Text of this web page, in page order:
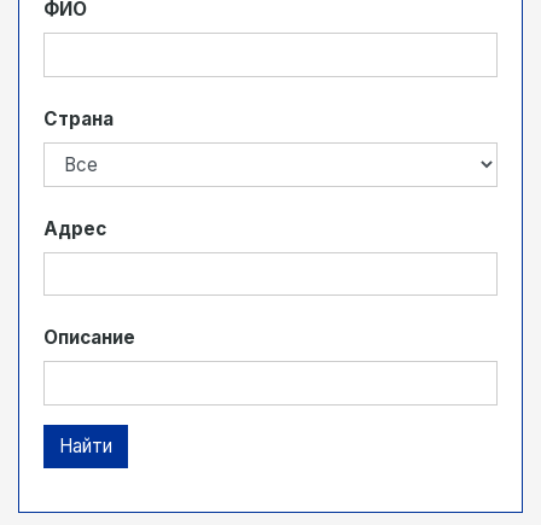
ФИО
Страна
Адрес
Описание
Найти